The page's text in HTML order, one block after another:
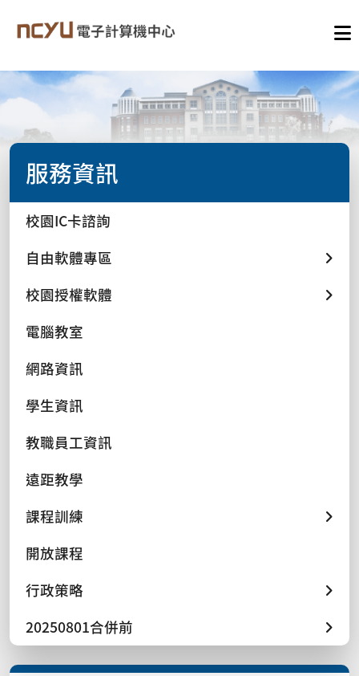
服務資訊
校園IC卡諮詢
自由軟體專區
校園授權軟體
電腦教室
網路資訊
學生資訊
教職員工資訊
遠距教學
課程訓練
開放課程
行政策略
20250801合併前